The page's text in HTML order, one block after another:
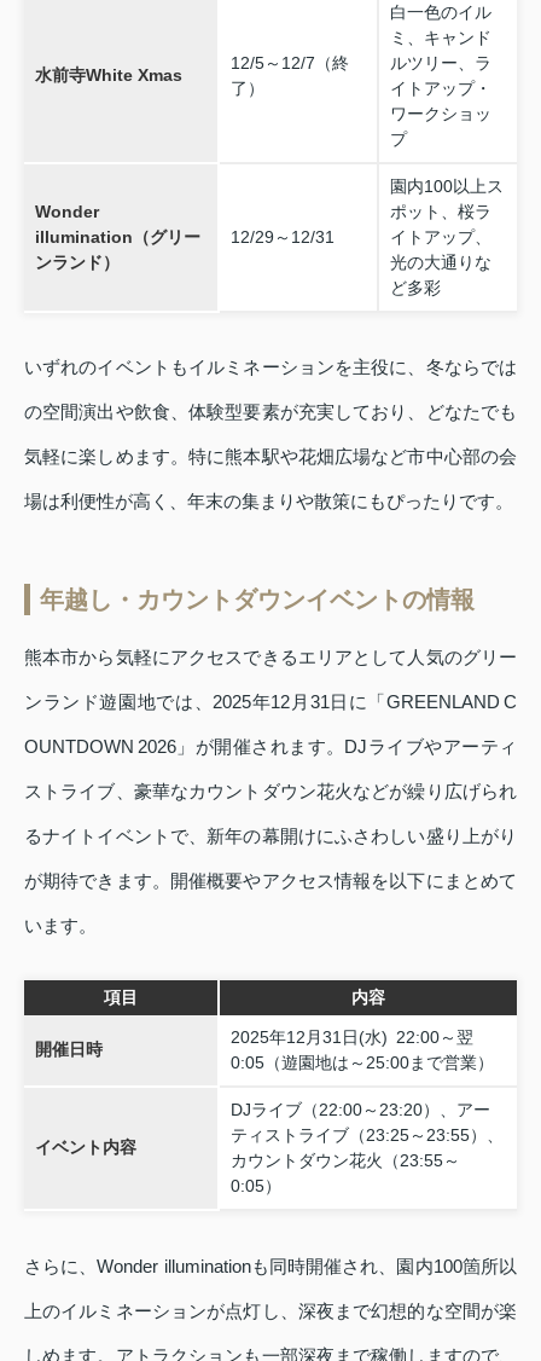
水前寺White Xmas
12/5～12/7（終
了）
白一色のイル
ミ、キャンド
ルツリー、ラ
イトアップ・
ワークショッ
プ
Wonder
illumination（グリー
ンランド）
12/29～12/31
園内100以上ス
ポット、桜ラ
イトアップ、
光の大通りな
ど多彩
いずれのイベントもイルミネーションを主役に、冬ならでは
の空間演出や飲食、体験型要素が充実しており、どなたでも
気軽に楽しめます。特に熊本駅や花畑広場など市中心部の会
場は利便性が高く、年末の集まりや散策にもぴったりです。
年越し・カウントダウンイベントの情報
熊本市から気軽にアクセスできるエリアとして人気のグリー
ンランド遊園地では、2025年12月31日に「GREENLAND C
OUNTDOWN 2026」が開催されます。DJライブやアーティ
ストライブ、豪華なカウントダウン花火などが繰り広げられ
るナイトイベントで、新年の幕開けにふさわしい盛り上がり
が期待できます。開催概要やアクセス情報を以下にまとめて
います。
項目 内容
開催日時
2025年12月31日(水) 22:00～翌
0:05（遊園地は～25:00まで営業）
イベント内容
DJライブ（22:00～23:20）、アー
ティストライブ（23:25～23:55）、
カウントダウン花火（23:55～
0:05）
さらに、Wonder illuminationも同時開催され、園内100箇所以
上のイルミネーションが点灯し、深夜まで幻想的な空間が楽
しめます。アトラクションも一部深夜まで稼働しますので、